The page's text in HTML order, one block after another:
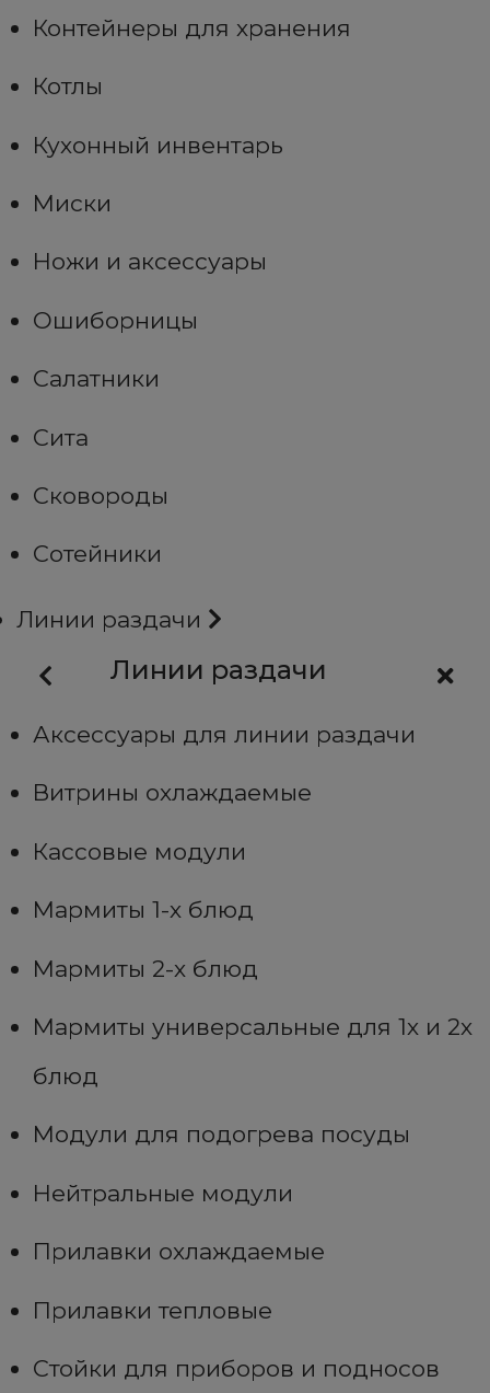
Контейнеры для хранения
Котлы
Кухонный инвентарь
Миски
Ножи и аксессуары
Ошиборницы
Салатники
Сита
Сковороды
Сотейники
Линии раздачи
Линии раздачи
Аксессуары для линии раздачи
Витрины охлаждаемые
Кассовые модули
Мармиты 1-х блюд
Мармиты 2-х блюд
Мармиты универсальные для 1х и 2х
блюд
Модули для подогрева посуды
Нейтральные модули
Прилавки охлаждаемые
Прилавки тепловые
Стойки для приборов и подносов